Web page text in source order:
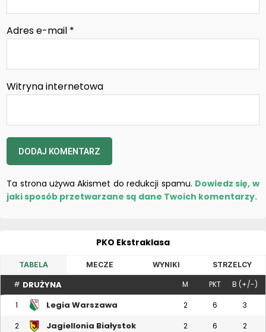
Adres e-mail *
Witryna internetowa
Ta strona używa Akismet do redukcji spamu. Dowiedz się, w
jaki sposób przetwarzane są dane Twoich komentarzy.
PKO Ekstraklasa
TABELA MECZE WYNIKI STRZELCY
# DRUŻYNA M PKT B (+/-)
1 Legia Warszawa 2 6 3
2 Jagiellonia Białystok 2 6 2